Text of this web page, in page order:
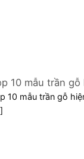
10 mẫu trần
Phòng
10 mẫu trần gỗ